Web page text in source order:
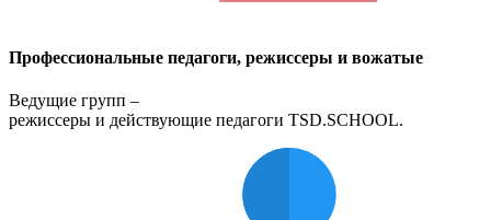
Профессиональные педагоги, режиссеры и вожатые
Ведущие групп –
режиссеры и действующие педагоги TSD.SCHOOL.